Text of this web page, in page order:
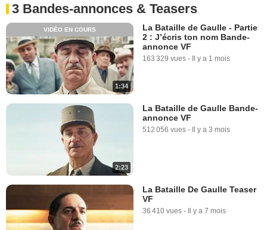
3 Bandes-annonces & Teasers
1:34
VIDÉO EN COURS
La Bataille de Gaulle - Partie
2 : J’écris ton nom Bande-
annonce VF
163 329 vues - Il y a 1 mois
2:23
La Bataille de Gaulle Bande-
annonce VF
512 056 vues - Il y a 3 mois
La Bataille De Gaulle Teaser
VF
36 410 vues - Il y a 7 mois